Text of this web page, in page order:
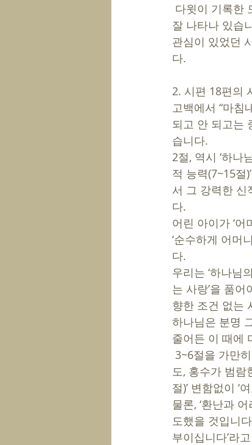
잘 나타나 있습
관심이 있었던
다.
2. 시편 18편의
고백에서 “마침
되고 안 되고는
습니다.
2절, 역시 ‘하나
적 능력(7~15절
서 그 강력한 신
다.
어린 아이가 ‘어
‘순수하게 어머
다.
우리는 ‘하나님
는 사랑’을 품
향한 조건 없는
하나님은 분명
줄어든 이 때에
도, 홍수가 범람
절)’ 변함없이 ‘
물론, ‘환난과
도했을 것입니
부이십니다’라